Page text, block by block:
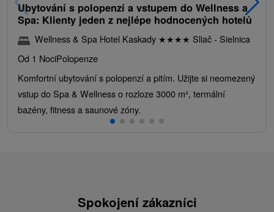
Ubytování s polopenzí a vstupem do Wellness a
Spa: Klienty jeden z nejlépe hodnocených hotelů
Wellness & Spa Hotel Kaskady ★★★★ Sliač - Sielnica
Od 1 NociPolopenze
Komfortní ubytování s polopenzí a pitím. Užijte si neomezený
vstup do Spa & Wellness o rozloze 3000 m², termální
bazény, fitness a saunové zóny.
Spokojení zákazníci